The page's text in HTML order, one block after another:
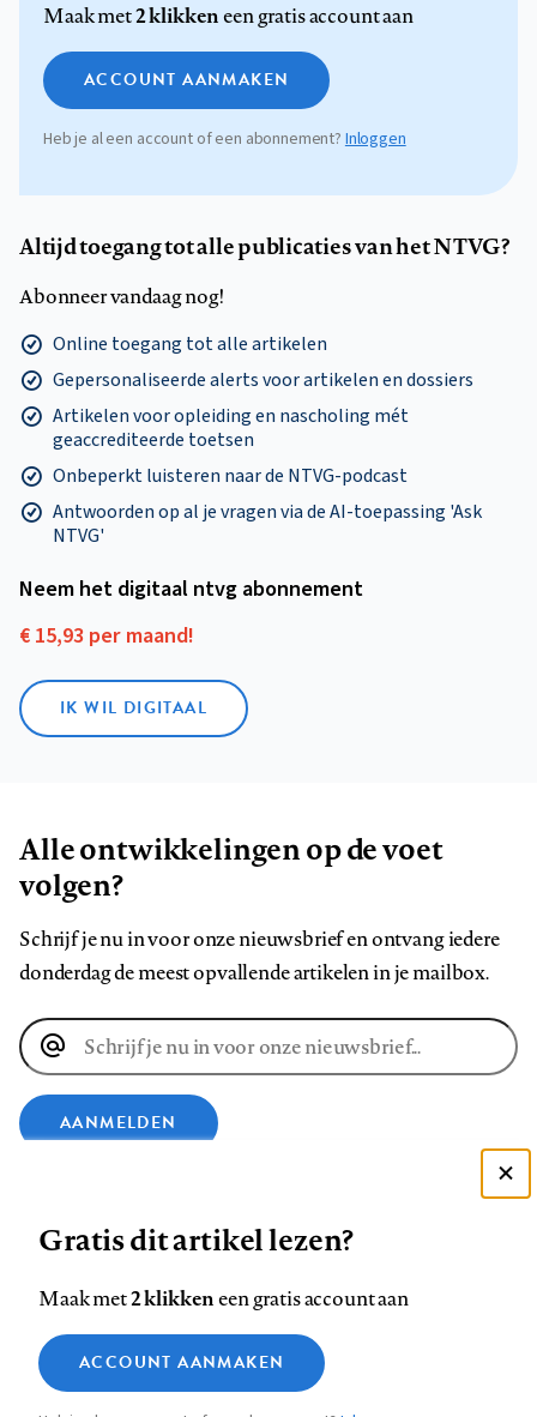
Maak met2 klikkeneen gratis account aan
ACCOUNT AANMAKEN
Heb je al een account of een abonnement?Inloggen
Altijd toegang tot alle publicaties van het NTVG?
Abonneer vandaag nog!
Online toegang tot alle artikelen
Gepersonaliseerde alerts voor artikelen en dossiers
Artikelen voor opleiding en nascholing mét
geaccrediteerde toetsen
Onbeperkt luisteren naar de NTVG-podcast
Antwoorden op al je vragen via de AI-toepassing 'Ask
NTVG'
Neem het digitaal ntvg abonnement
€ 15,93 per maand!
IK WIL DIGITAAL
Alle ontwikkelingen op de voet
volgen?
Schrijf je nu in voor onze nieuwsbrief en ontvang iedere
donderdag de meest opvallende artikelen in je mailbox.
E-
mailadres
AANMELDEN
op
Facebook
op
LinkedIn
op
Bluesky
ons
op
InstagramYouTube
Footer
Contact Colofon Disclaimer Privacy
Medische vragen verdienen
betrouwbare antwoorden
Zie onze cookie policy
Analytische cookies
Gratis dit artikel lezen?
Maak met2 klikkeneen gratis account aan
ACCOUNT AANMAKEN